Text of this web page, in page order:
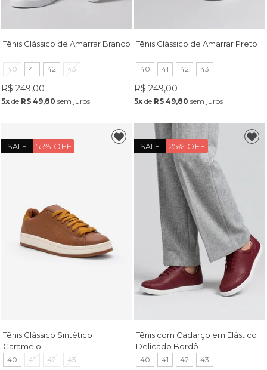
Tênis Clássico de Amarrar Branco
40 41 42 43
R$ 249,00
5xde R$ 49,80 sem juros
Tênis Clássico de Amarrar Preto
40 41 42 43
R$ 249,00
5x de R$ 49,80 sem juros
SALE 55% OFF
Tênis Clássico Sintético
Caramelo
40 41 42 43
SALE 25% OFF
Tênis com Cadarço em Elástico
Delicado Bordô
40 41 42 43